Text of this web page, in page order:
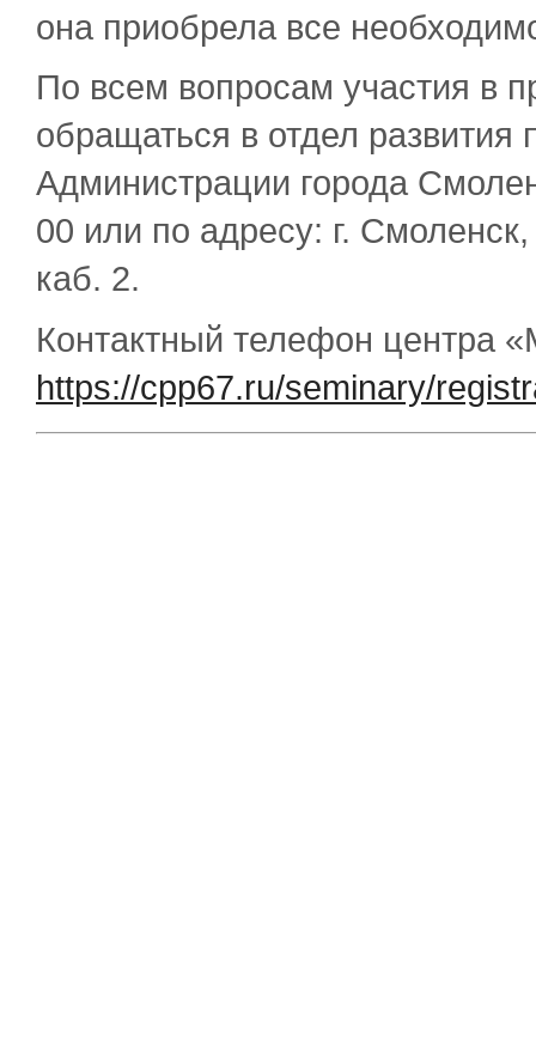
она приобрела все
По всем вопросам участия в
обращаться в отдел развития
Администрации города
00 или по адресу: г.
каб. 2.
Контактный телефон центра
https://cpp67.ru/seminary/